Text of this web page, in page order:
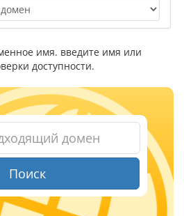
имя. введите имя или
доступности.
Поиск